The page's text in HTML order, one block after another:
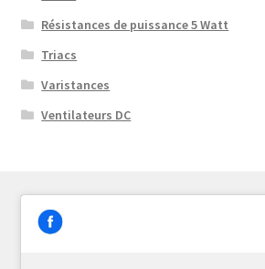
Résistances de puissance 5 Watt
Triacs
Varistances
Ventilateurs DC